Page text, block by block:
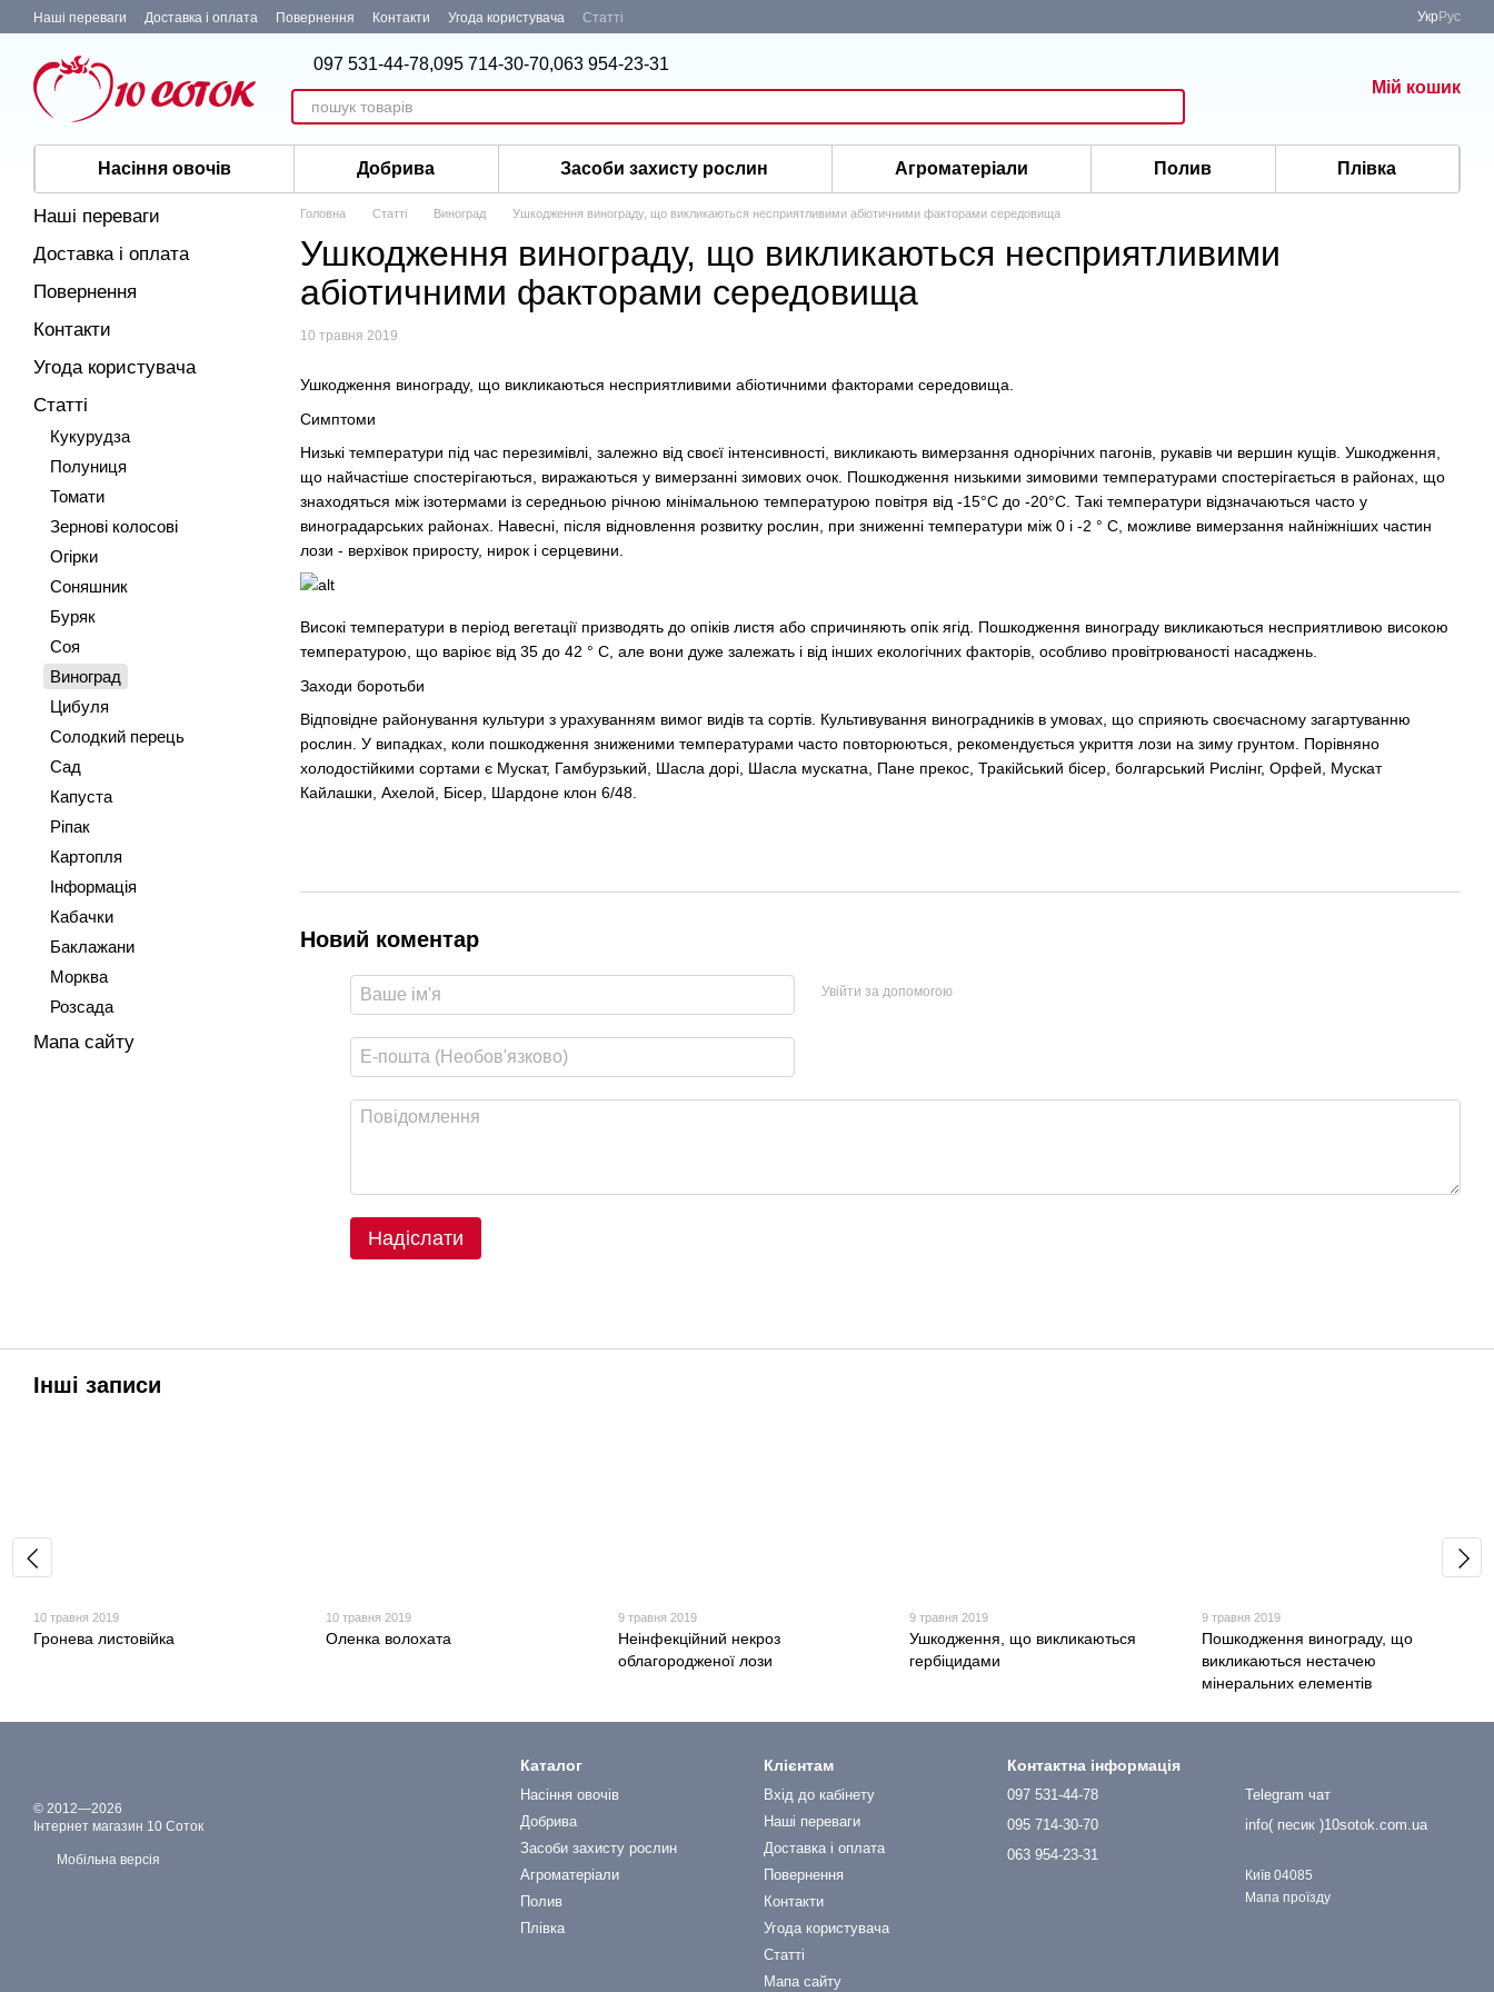
Перейти до основного контенту
Наші переваги Доставка і оплата Повернення Контакти Угода користувача Статті Укр Рус
097 531-44-78,095 714-30-70,063 954-23-31
Мій кошик
Насіння овочів Добрива Засоби захисту рослин Агроматеріали Полив Плівка
Головна Статті Виноград Ушкодження винограду, що викликаються несприятливими абіотичними факторами середовища
Ушкодження винограду, що викликаються несприятливими
абіотичними факторами середовища
10 травня 2019
Ушкодження винограду, що викликаються несприятливими абіотичними факторами середовища.
Симптоми
Низькі температури під час перезимівлі, залежно від своєї інтенсивності, викликають вимерзання однорічних пагонів, рукавів чи вершин кущів. Ушкодження,
що найчастіше спостерігаються, виражаються у вимерзанні зимових очок. Пошкодження низькими зимовими температурами спостерігається в районах, що
знаходяться між ізотермами із середньою річною мінімальною температурою повітря від -15°С до -20°С. Такі температури відзначаються часто у
виноградарських районах. Навесні, після відновлення розвитку рослин, при зниженні температури між 0 і -2 ° С, можливе вимерзання найніжніших частин
лози - верхівок приросту, нирок і серцевини.
Високі температури в період вегетації призводять до опіків листя або спричиняють опік ягід. Пошкодження винограду викликаються несприятливою високою
температурою, що варіює від 35 до 42 ° С, але вони дуже залежать і від інших екологічних факторів, особливо провітрюваності насаджень.
Заходи боротьби
Відповідне районування культури з урахуванням вимог видів та сортів. Культивування виноградників в умовах, що сприяють своєчасному загартуванню
рослин. У випадках, коли пошкодження зниженими температурами часто повторюються, рекомендується укриття лози на зиму грунтом. Порівняно
холодостійкими сортами є Мускат, Гамбурзький, Шасла дорі, Шасла мускатна, Пане прекос, Тракійський бісер, болгарський Рислінг, Орфей, Мускат
Кайлашки, Ахелой, Бісер, Шардоне клон 6/48.
Новий коментар
Увійти за допомогою
Надіслати
Наші переваги
Доставка і оплата
Повернення
Контакти
Угода користувача
Статті
Кукурудза
Полуниця
Томати
Зернові колосові
Огірки
Соняшник
Буряк
Соя
Виноград
Цибуля
Солодкий перець
Сад
Капуста
Ріпак
Картопля
Інформація
Кабачки
Баклажани
Морква
Розсада
Мапа сайту
Інші записи
10 травня 2019
Гронева листовійка
10 травня 2019
Оленка волохата
9 травня 2019
Неінфекційний некроз
облагородженої лози
9 травня 2019
Ушкодження, що викликаються
гербіцидами
9 травня 2019
Пошкодження винограду, що
викликаються нестачею
мінеральних елементів
© 2012—2026
Інтернет магазин 10 Соток
Мобільна версія
Каталог
Насіння овочів
Добрива
Засоби захисту рослин
Агроматеріали
Полив
Плівка
Клієнтам
Вхід до кабінету
Наші переваги
Доставка і оплата
Повернення
Контакти
Угода користувача
Статті
Мапа сайту
Контактна інформація
097 531-44-78
095 714-30-70
063 954-23-31
Telegram чат
info( песик )10sotok.com.ua
Київ 04085
Мапа проїзду